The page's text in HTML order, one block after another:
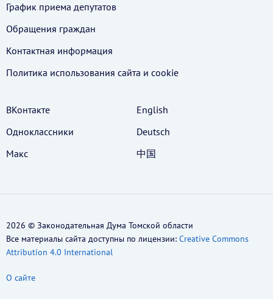
График приема депутатов
Обращения граждан
Контактная информация
Политика использования cайта и cookie
ВКонтакте
Одноклассники
Макс
English
Deutsch
中国
2026 © Законодательная Дума Томской области
Все материалы сайта доступны по лицензии: Creative Commons
Attribution 4.0 International
О сайте